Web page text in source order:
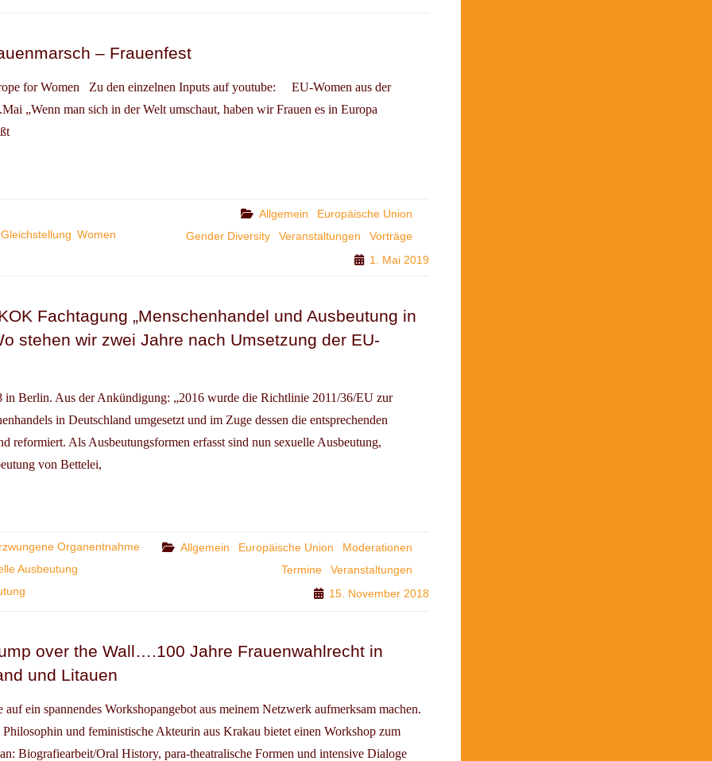
– Frauenfest
for Women Zu den einzelnen Inputs auf youtube: EU-Women aus der
„Wenn man sich in der Welt umschaut, haben wir Frauen es in Europa
Gleichstellung Women
Categories
Allgemein
Europäische Union
Gender Diversity
Veranstaltungen
Vorträge
1. Mai 2019
Fachtagung „Menschenhandel und Ausbeutung in
stehen wir zwei Jahre nach Umsetzung der EU-
in Berlin. Aus der Ankündigung: „2016 wurde die Richtlinie 2011/36/EU zur
in Deutschland umgesetzt und im Zuge dessen die entsprechenden
reformiert. Als Ausbeutungsformen erfasst sind nun sexuelle Ausbeutung,
von Bettelei,
Organentnahme
Ausbeutung
Categories
Allgemein Europäische Union
Moderationen
Termine
Veranstaltungen
15. November 2018
over the Wall….100 Jahre Frauenwahlrecht in
und Litauen
ein spannendes Workshopangebot aus meinem Netzwerk aufmerksam machen.
und feministische Akteurin aus Krakau bietet einen Workshop zum
Biografiearbeit/Oral History, para-theatralische Formen und intensive Dialoge